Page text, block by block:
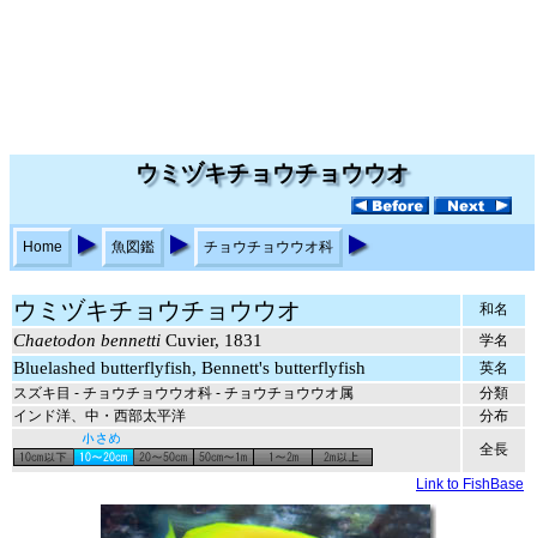
ウミヅキチョウチョウウオ
Home 魚図鑑 チョウチョウウオ科
ウミヅキチョウチョウウオ 和名
Chaetodon bennetti Cuvier, 1831 学名
Bluelashed butterflyfish, Bennett's butterflyfish
英名
スズキ目 - チョウチョウウオ科 - チョウチョウウオ属
分類
インド洋、中・西部太平洋
分布
全長
Link to FishBase